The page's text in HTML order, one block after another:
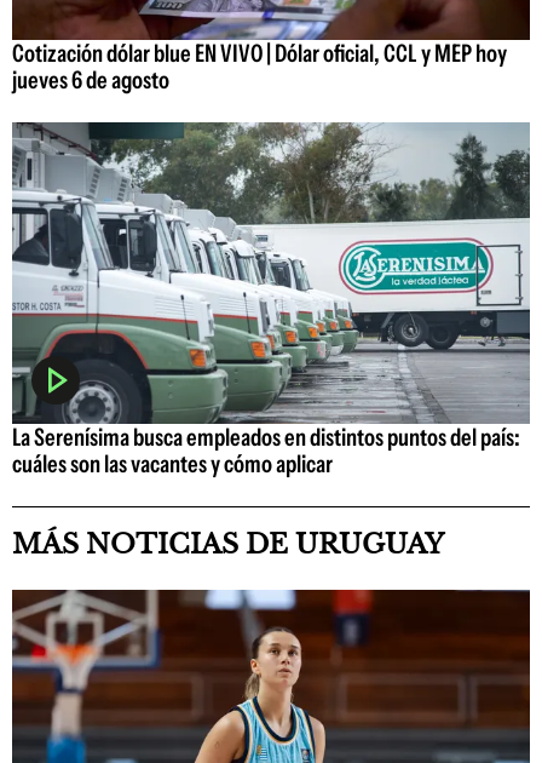
Cotización dólar blue EN VIVO | Dólar oficial, CCL y MEP hoy
jueves 6 de agosto
La Serenísima busca empleados en distintos puntos del país:
cuáles son las vacantes y cómo aplicar
MÁS NOTICIAS DE URUGUAY